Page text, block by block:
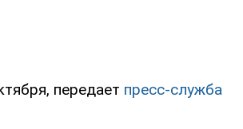
передает пресс-служба